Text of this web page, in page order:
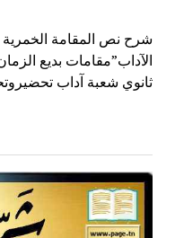
الآداب”مقامات بديع
ثانوي شعبة آداب